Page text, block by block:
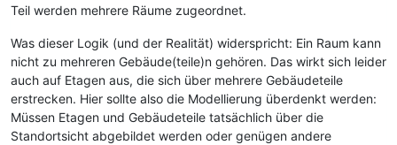
Teil werden mehrere Räume zugeordnet.
Was dieser Logik (und der Realität) widerspricht: Ein Raum kann
nicht zu mehreren Gebäude(teile)n gehören. Das wirkt sich leider
auch auf Etagen aus, die sich über mehrere Gebäudeteile
erstrecken. Hier sollte also die Modellierung überdenkt werden:
Müssen Etagen und Gebäudeteile tatsächlich über die
Standortsicht abgebildet werden oder genügen andere